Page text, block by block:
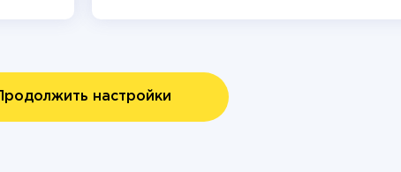
Продолжить настройки